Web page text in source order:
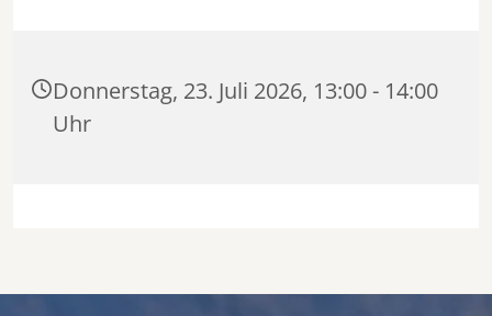
Donnerstag, 23. Juli 2026, 13:00 - 14:00
Uhr